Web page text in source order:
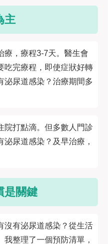
主
療，療程3-7天。醫生會
吃完療程，即使症狀好轉
泌尿道感染？治療期間多
院打點滴。但多數人門診
尿道感染？及早治療，
是關鍵
沒有泌尿道感染？從生活
整理了一個預防清單，